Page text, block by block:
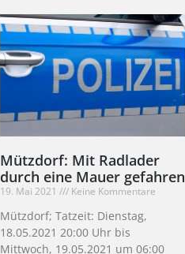
Mützdorf: Mit Radlader
durch eine Mauer gefahren
19. Mai 2021 Keine Kommentare
Mützdorf; Tatzeit: Dienstag,
18.05.2021 20:00 Uhr bis
Mittwoch, 19.05.2021 um 06:00